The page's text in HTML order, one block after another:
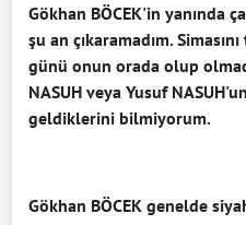
Gökhan BÖCEK'in yanında
şu an çıkaramadım.
günü onun orada olup
NASUH veya Yusuf
geldiklerini bilmiyorum.
Gökhan BÖCEK genelde